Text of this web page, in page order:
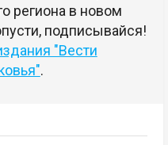
региона в новом
подписывайся!
"Вести
.